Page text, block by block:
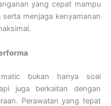
yang cepat mampu
menjaga kenyamanan
bukan hanya soal
juga berkaitan dengan
Perawatan yang tepat